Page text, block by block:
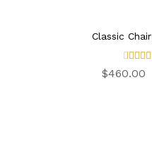
Classic Chair
تم
التقيي
$460.00